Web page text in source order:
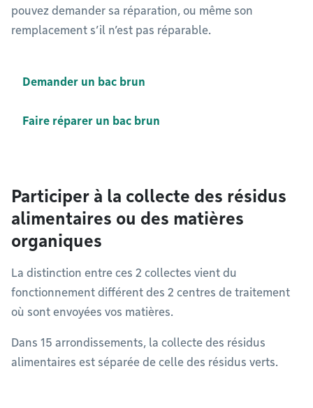
pouvez demander sa réparation, ou même son
remplacement s’il n’est pas réparable.
Demander un bac brun
Faire réparer un bac brun
Participer à la collecte des résidus
alimentaires ou des matières
organiques
La distinction entre ces 2 collectes vient du
fonctionnement différent des 2 centres de traitement
où sont envoyées vos matières.
Dans 15 arrondissements, la collecte des résidus
alimentaires est séparée de celle des résidus verts.